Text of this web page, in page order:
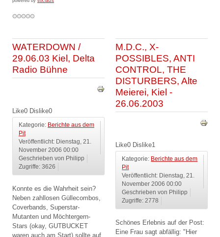
WATERDOWN /
29.06.03 Kiel, Delta
Radio Bühne
Like0 Dislike0
Kategorie: Berichte aus dem
Pit
Veröffentlicht: Dienstag, 21.
November 2006 00:00
Geschrieben von Philipp
Zugriffe: 3626
Konnte es die Wahrheit sein?
Neben zahllosen Güllecombos,
Coverbands, Superstar-
Mutanten und Möchtergern-
Stars (okay, GUTBUCKET
waren auch am Start) sollte auf
M.D.C., X-
POSSIBLES, ANTI
CONTROL, THE
DISTURBERS, Alte
Meierei, Kiel -
26.06.2003
Like0 Dislike1
Kategorie: Berichte aus dem
Pit
Veröffentlicht: Dienstag, 21.
November 2006 00:00
Geschrieben von Philipp
Zugriffe: 2778
Schönes Erlebnis auf der Post:
Eine Frau sagt abfällig: "Hier